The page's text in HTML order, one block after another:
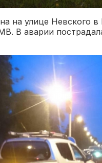
на улице Невского
В аварии